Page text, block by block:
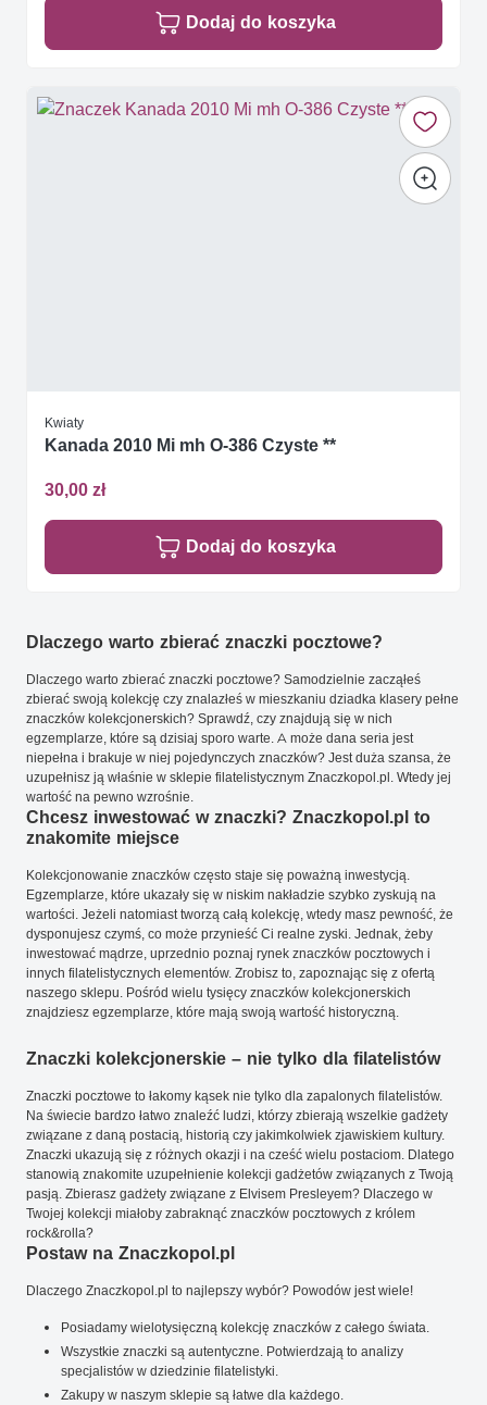
Dodaj do koszyka
Kwiaty
Kanada 2010 Mi mh O-386 Czyste **
30,00 zł
Dodaj do koszyka
Dlaczego warto zbierać znaczki pocztowe?
Dlaczego warto zbierać znaczki pocztowe? Samodzielnie zacząłeś
zbierać swoją kolekcję czy znalazłeś w mieszkaniu dziadka klasery pełne
znaczków kolekcjonerskich? Sprawdź, czy znajdują się w nich
egzemplarze, które są dzisiaj sporo warte. A może dana seria jest
niepełna i brakuje w niej pojedynczych znaczków? Jest duża szansa, że
uzupełnisz ją właśnie w sklepie filatelistycznym Znaczkopol.pl. Wtedy jej
wartość na pewno wzrośnie.
Chcesz inwestować w znaczki? Znaczkopol.pl to
znakomite miejsce
Kolekcjonowanie znaczków często staje się poważną inwestycją.
Egzemplarze, które ukazały się w niskim nakładzie szybko zyskują na
wartości. Jeżeli natomiast tworzą całą kolekcję, wtedy masz pewność, że
dysponujesz czymś, co może przynieść Ci realne zyski. Jednak, żeby
inwestować mądrze, uprzednio poznaj rynek znaczków pocztowych i
innych filatelistycznych elementów. Zrobisz to, zapoznając się z ofertą
naszego sklepu. Pośród wielu tysięcy znaczków kolekcjonerskich
znajdziesz egzemplarze, które mają swoją wartość historyczną.
Znaczki kolekcjonerskie – nie tylko dla filatelistów
Znaczki pocztowe to łakomy kąsek nie tylko dla zapalonych filatelistów.
Na świecie bardzo łatwo znaleźć ludzi, którzy zbierają wszelkie gadżety
związane z daną postacią, historią czy jakimkolwiek zjawiskiem kultury.
Znaczki ukazują się z różnych okazji i na cześć wielu postaciom. Dlatego
stanowią znakomite uzupełnienie kolekcji gadżetów związanych z Twoją
pasją. Zbierasz gadżety związane z Elvisem Presleyem? Dlaczego w
Twojej kolekcji miałoby zabraknąć znaczków pocztowych z królem
rock&rolla?
Postaw na Znaczkopol.pl
Dlaczego Znaczkopol.pl to najlepszy wybór? Powodów jest wiele!
Posiadamy wielotysięczną kolekcję znaczków z całego świata.
Wszystkie znaczki są autentyczne. Potwierdzają to analizy
specjalistów w dziedzinie filatelistyki.
Zakupy w naszym sklepie są łatwe dla każdego.